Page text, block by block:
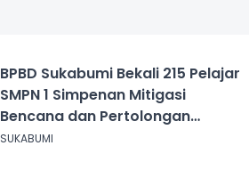
BPBD Sukabumi Bekali 215 Pelajar
SMPN 1 Simpenan Mitigasi
Bencana dan Pertolongan
Psikologis
SUKABUMI